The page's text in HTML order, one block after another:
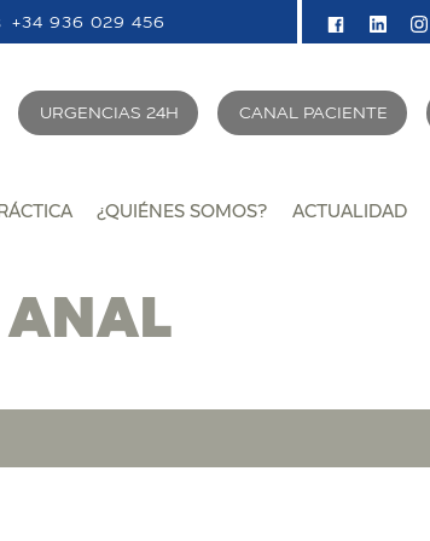
+34 936 029 456
URGENCIAS 24H CANAL PACIENTE
¿QUIÉNES SOMOS? ACTUALIDAD